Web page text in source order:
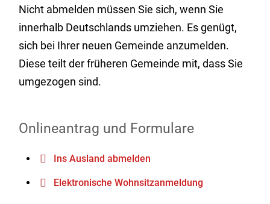
Nicht abmelden müssen Sie sich, wenn Sie
innerhalb Deutschlands umziehen. Es genügt,
sich bei Ihrer neuen Gemeinde anzumelden.
Diese teilt der früheren Gemeinde mit, dass Sie
umgezogen sind.
Onlineantrag und Formulare
Ins Ausland abmelden
Elektronische Wohnsitzanmeldung